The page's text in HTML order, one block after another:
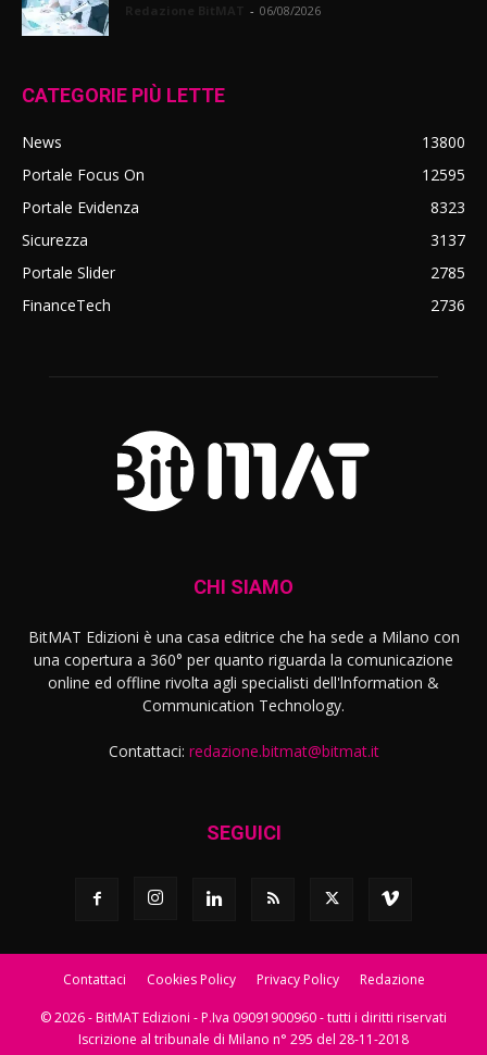
- 06/08/2026
CATEGORIE PIÙ LETTE
News
13800
Portale Focus On
12595
Portale Evidenza
8323
Sicurezza
3137
Portale Slider
2785
FinanceTech
2736
CHI SIAMO
BitMAT Edizioni è una casa editrice che ha sede a Milano con
una copertura a 360° per quanto riguarda la comunicazione
online ed offline rivolta agli specialisti dell'lnformation &
Communication Technology.
Contattaci: redazione.bitmat@bitmat.it
SEGUICI
Contattaci Cookies Policy Privacy Policy Redazione
© 2026 - BitMAT Edizioni - P.Iva 09091900960 - tutti i diritti riservati
Iscrizione al tribunale di Milano n° 295 del 28-11-2018